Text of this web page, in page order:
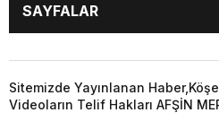
GÜNCEL
SİYASET
KÜNYE
…
SAYFALAR
GÜNCEL
SİYASET
Sitemizde Yayınlanan
Videoların Telif Hakları AFŞİN